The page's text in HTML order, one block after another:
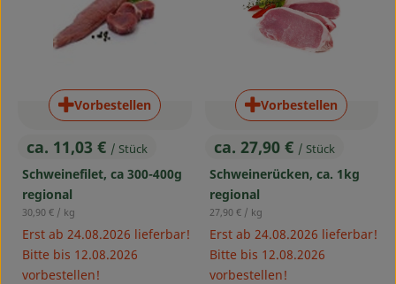
, Preis:
ca. 11,03 € / Stück
Schweinefilet, ca 300-400g
regional
, Referenzpreis:
30,90 € / kg
Erst ab 24.08.2026 lieferbar!
Bitte bis 12.08.2026
vorbestellen!
Vorbestellen
, Preis:
ca. 27,90 € / Stück
Schweinerücken, ca. 1kg
regional
, Referenzpreis:
27,90 € / kg
Erst ab 24.08.2026 lieferbar!
Bitte bis 12.08.2026
vorbestellen!
Vorbestellen